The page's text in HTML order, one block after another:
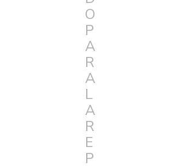
O
P
A
R
A
L
A
R
E
P